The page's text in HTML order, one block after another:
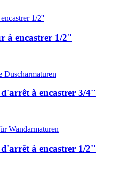
à encastrer 1/2''
à encastrer 3/4''
à encastrer 1/2''